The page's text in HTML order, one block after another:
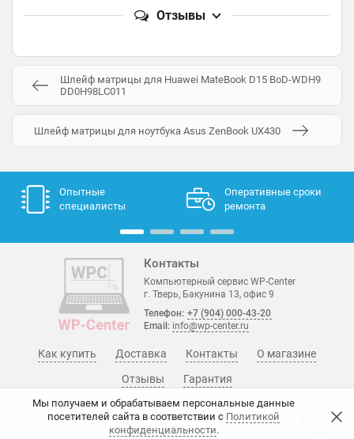
Отзывы
Шлейф матрицы для Huawei MateBook D15 BoD-WDH9
DD0H98LC011
Шлейф матрицы для ноутбука Asus ZenBook UX430
Мы получаем и обрабатываем персональные данные
посетителей сайта в соответствии с Политикой
конфиденциальности.
Опытные
специалисты
Оперативные сроки
ремонта
Контакты
Компьютерный сервис WP-Center
г. Тверь, Бакунина 13, офис 9
Телефон: +7 (904) 000-43-20
Email: info@wp-center.ru
О магазине
Гарантия
Отзывы
Как купить Доставка Контакты
© WP-Center, 2015 - 2026